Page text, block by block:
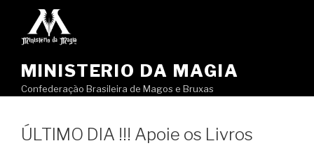
MINISTERIO DA MAGIA
Confederação Brasileira de Magos e Bruxas
ÚLTIMO DIA !!! Apoie os Livros